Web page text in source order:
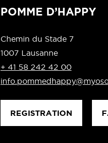
POMME D’HAPPY
Chemin du Stade 7
1007 Lausanne
+ 41 58 242 42 00
REGISTRATION